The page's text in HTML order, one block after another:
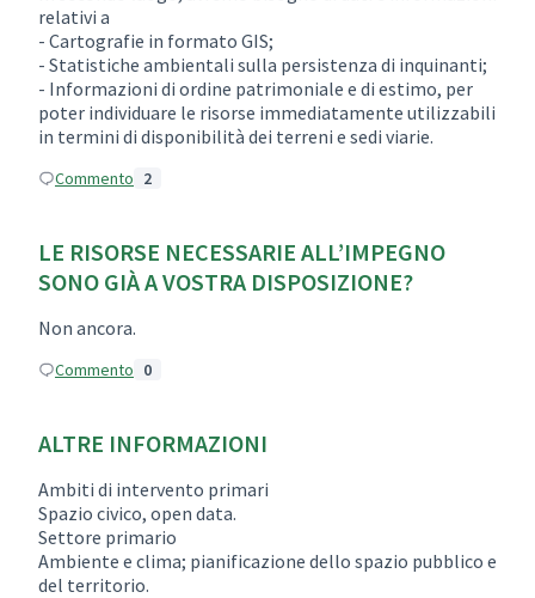
relativi a
- Cartografie in formato GIS;
- Statistiche ambientali sulla persistenza di inquinanti;
- Informazioni di ordine patrimoniale e di estimo, per
poter individuare le risorse immediatamente utilizzabili
in termini di disponibilità dei terreni e sedi viarie.
Commento 2
LE RISORSE NECESSARIE ALL’IMPEGNO
SONO GIÀ A VOSTRA DISPOSIZIONE?
Non ancora.
Commento 0
ALTRE INFORMAZIONI
Ambiti di intervento primari
Spazio civico, open data.
Settore primario
Ambiente e clima; pianificazione dello spazio pubblico e
del territorio.